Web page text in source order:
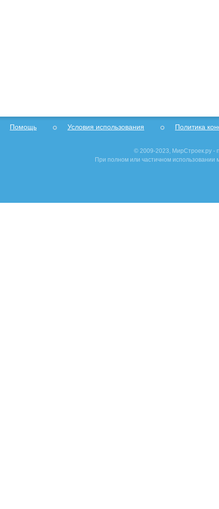
Помощь Условия использования Политика
© 2009-2023, МирСтроек.ру -
При полном или частичном использовании